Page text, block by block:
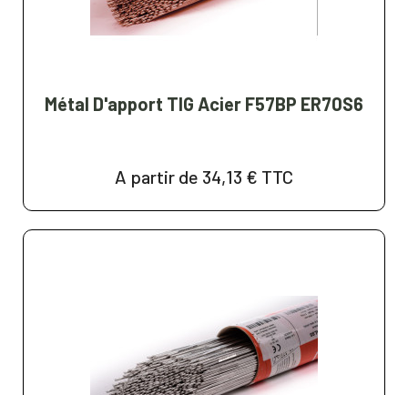
Métal D'apport TIG Acier F57BP ER70S6
A partir de 34,13 € TTC